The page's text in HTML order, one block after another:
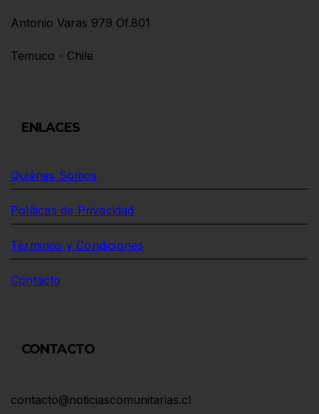
Antonio Varas 979 Of.801
Temuco - Chile
ENLACES
Quiénes Somos
Políticas de Privacidad
Términos y Condiciones
Contacto
CONTACTO
contacto@noticiascomunitarias.cl